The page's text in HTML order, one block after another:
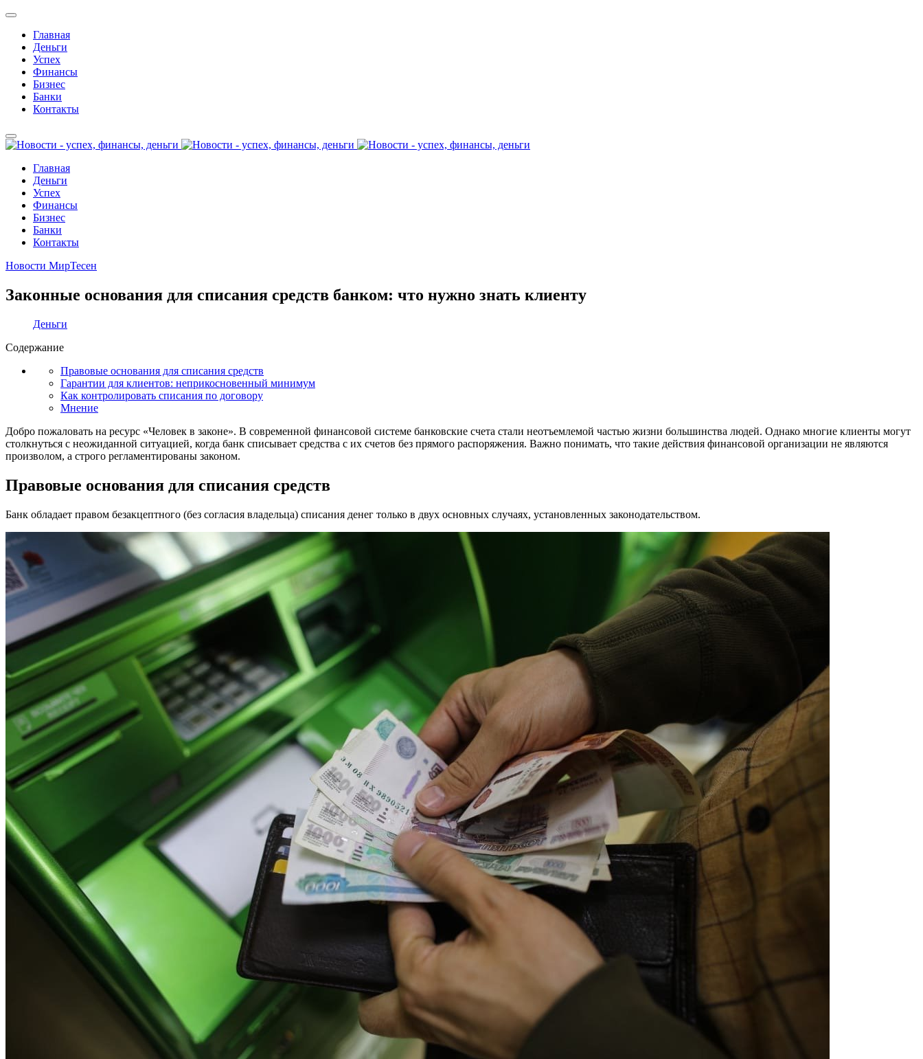
Главная
Деньги
Успех
Финансы
Бизнес
Банки
Контакты
Главная
Деньги
Успех
Финансы
Бизнес
Банки
Контакты
Новости МирТесен
Законные основания для списания средств банком: что нужно знать клиенту
Деньги
Содержание
Правовые основания для списания средств
Гарантии для клиентов: неприкосновенный минимум
Как контролировать списания по договору
Мнение
Добро пожаловать на ресурс «Человек в законе». В современной финансовой системе банковские счета стали неотъемлемой частью жизни большинства людей. Однако многие клиенты могут
столкнуться с неожиданной ситуацией, когда банк списывает средства с их счетов без прямого распоряжения. Важно понимать, что такие действия финансовой организации не являются
произволом, а строго регламентированы законом.
Правовые основания для списания средств
Банк обладает правом безакцептного (без согласия владельца) списания денег только в двух основных случаях, установленных законодательством.